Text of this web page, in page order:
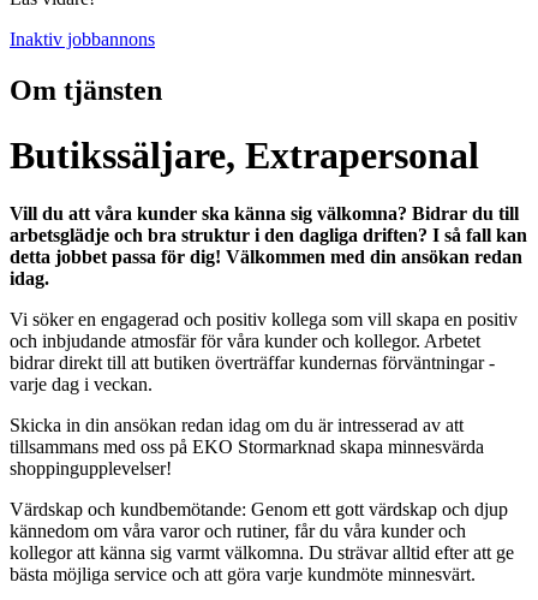
Inaktiv jobbannons
Om tjänsten
Butikssäljare, Extrapersonal
Vill du att våra kunder ska känna sig välkomna? Bidrar du till
arbetsglädje och bra struktur i den dagliga driften? I så fall kan
detta jobbet passa för dig! Välkommen med din ansökan redan
idag.
Vi söker en engagerad och positiv kollega som vill skapa en positiv
och inbjudande atmosfär för våra kunder och kollegor. Arbetet
bidrar direkt till att butiken överträffar kundernas förväntningar -
varje dag i veckan.
Skicka in din ansökan redan idag om du är intresserad av att
tillsammans med oss på EKO Stormarknad skapa minnesvärda
shoppingupplevelser!
Värdskap och kundbemötande: Genom ett gott värdskap och djup
kännedom om våra varor och rutiner, får du våra kunder och
kollegor att känna sig varmt välkomna. Du strävar alltid efter att ge
bästa möjliga service och att göra varje kundmöte minnesvärt.